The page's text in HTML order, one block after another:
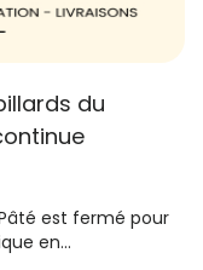
du
est fermé pour
en...